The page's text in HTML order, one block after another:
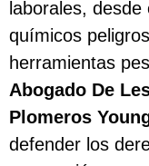
laborales,
químicos
herramientas
Abogado De
Plomeros
defender los